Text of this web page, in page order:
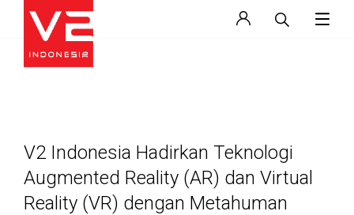
V2 Indonesia Hadirkan Teknologi
Augmented Reality (AR) dan Virtual
Reality (VR) dengan Metahuman